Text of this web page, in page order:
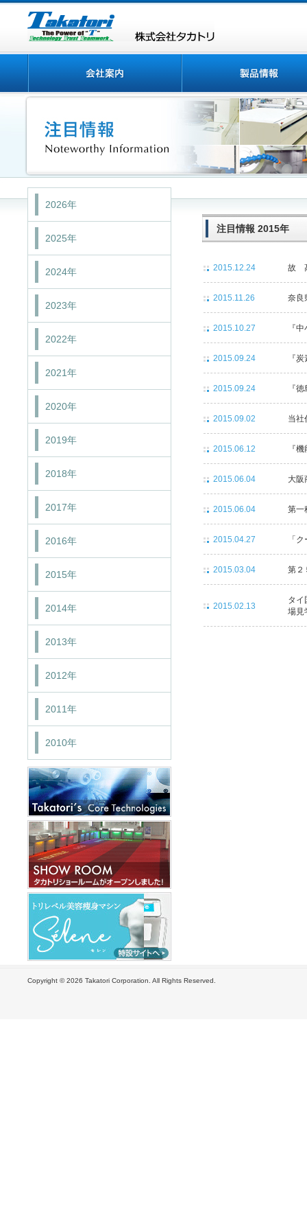
注目情報 2015年
2015.12.24 故
2015.11.26 奈良
2015.10.27 『
2015.09.24 『
2015.09.24 『
2015.09.02 当社
2015.06.12 『
2015.06.04 大阪
2015.06.04 第一
2015.04.27 「
2015.03.04 第２
2015.02.13
タイ
場
2026年
2025年
2024年
2023年
2022年
2021年
2020年
2019年
2018年
2017年
2016年
2015年
2014年
2013年
2012年
2011年
2010年
Copyright ©2026 Takatori Corporation. All Rights Reserved.